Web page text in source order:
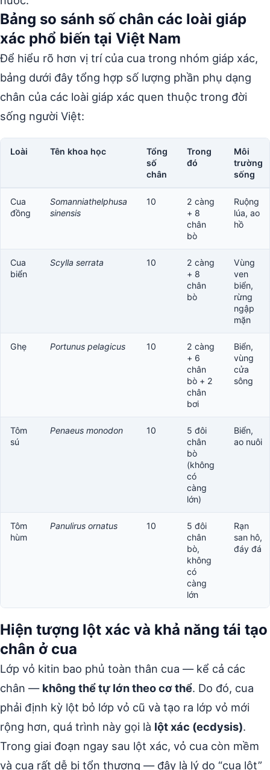
Bảng so sánh số chân các loài giáp
xác phổ biến tại Việt Nam
Để hiểu rõ hơn vị trí của cua trong nhóm giáp xác,
bảng dưới đây tổng hợp số lượng phần phụ dạng
chân của các loài giáp xác quen thuộc trong đời
sống người Việt:
Loài Tên khoa học
Tổng
số
chân
Trong
đó
Môi
trường
sống
Cua
đồng
Somanniathelphusa
sinensis
10
2 càng
+ 8
chân
bò
Ruộng
lúa, ao
hồ
Cua
biển
Scylla serrata 10
2 càng
+ 8
chân
bò
Vùng
ven
biển,
rừng
ngập
mặn
Ghẹ Portunus pelagicus 10
2 càng
+ 6
chân
bò + 2
chân
bơi
Biển,
vùng
cửa
sông
Tôm
sú
Penaeus monodon 10
5 đôi
chân
bò
(không
có
càng
lớn)
Biển,
ao nuôi
Tôm
hùm
Panulirus ornatus 10
5 đôi
chân
bò,
không
có
càng
lớn
Rạn
san hô,
đáy đá
Hiện tượng lột xác và khả năng tái tạo
chân ở cua
Lớp vỏ kitin bao phủ toàn thân cua — kể cả các
chân — không thể tự lớn theo cơ thể. Do đó, cua
phải định kỳ lột bỏ lớp vỏ cũ và tạo ra lớp vỏ mới
rộng hơn, quá trình này gọi là lột xác (ecdysis).
Trong giai đoạn ngay sau lột xác, vỏ cua còn mềm
và cua rất dễ bị tổn thương — đây là lý do “cua lột”